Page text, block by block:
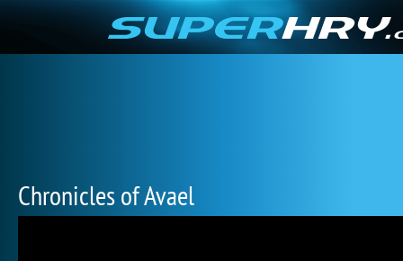
Chronicles of Avael